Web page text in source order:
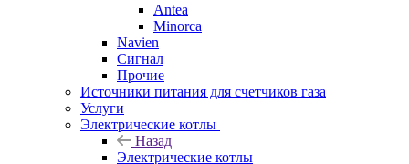
Antea
Minorca
Navien
Сигнал
Прочие
Источники питания для счетчиков газа
Услуги
Электрические котлы
Назад
Электрические котлы